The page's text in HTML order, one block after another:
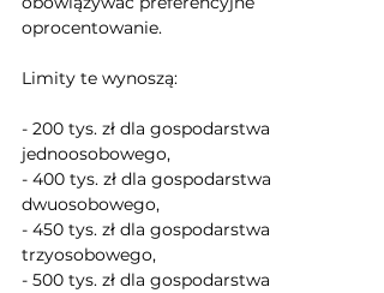
oprocentowanie.
Limity te wynoszą:
- 200 tys. zł dla gospodarstwa
jednoosobowego,
- 400 tys. zł dla gospodarstwa
dwuosobowego,
- 450 tys. zł dla gospodarstwa
trzyosobowego,
- 500 tys. zł dla gospodarstwa